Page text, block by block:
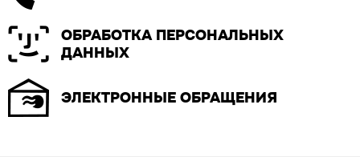
ОБРАБОТКА ПЕРСОНАЛЬНЫХ
ДАННЫХ
ЭЛЕКТРОННЫЕ ОБРАЩЕНИЯ